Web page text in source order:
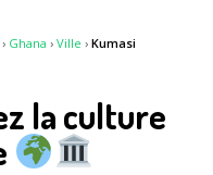
› Ghana › Ville › Kumasi
la culture